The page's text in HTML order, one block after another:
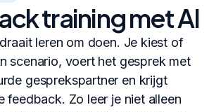
training met AI
leren om doen. Je kiest of
scenario, voert het gesprek met
gesprekspartner en krijgt
feedback. Zo leer je niet alleen